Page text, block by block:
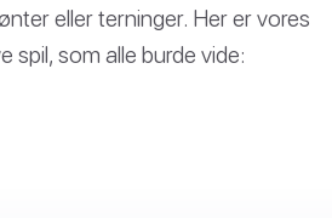
eller terninger. Her er vores
spil, som alle burde vide: